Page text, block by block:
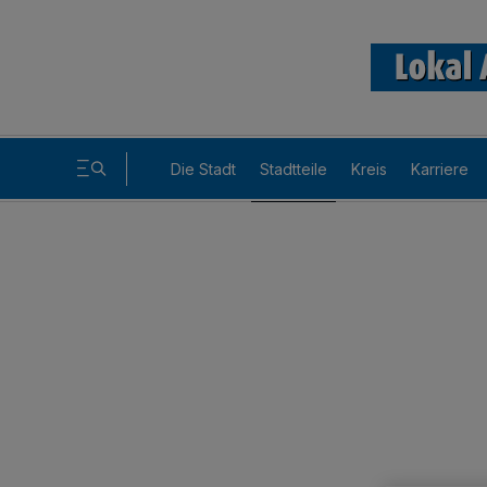
Die Stadt Stadtteile Kreis Karriere